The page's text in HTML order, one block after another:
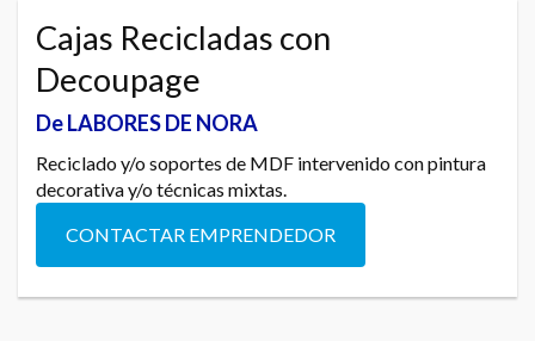
Cajas Recicladas con
Decoupage
De LABORES DE NORA
Reciclado y/o soportes de MDF intervenido con pintura
decorativa y/o técnicas mixtas.
CONTACTAR EMPRENDEDOR